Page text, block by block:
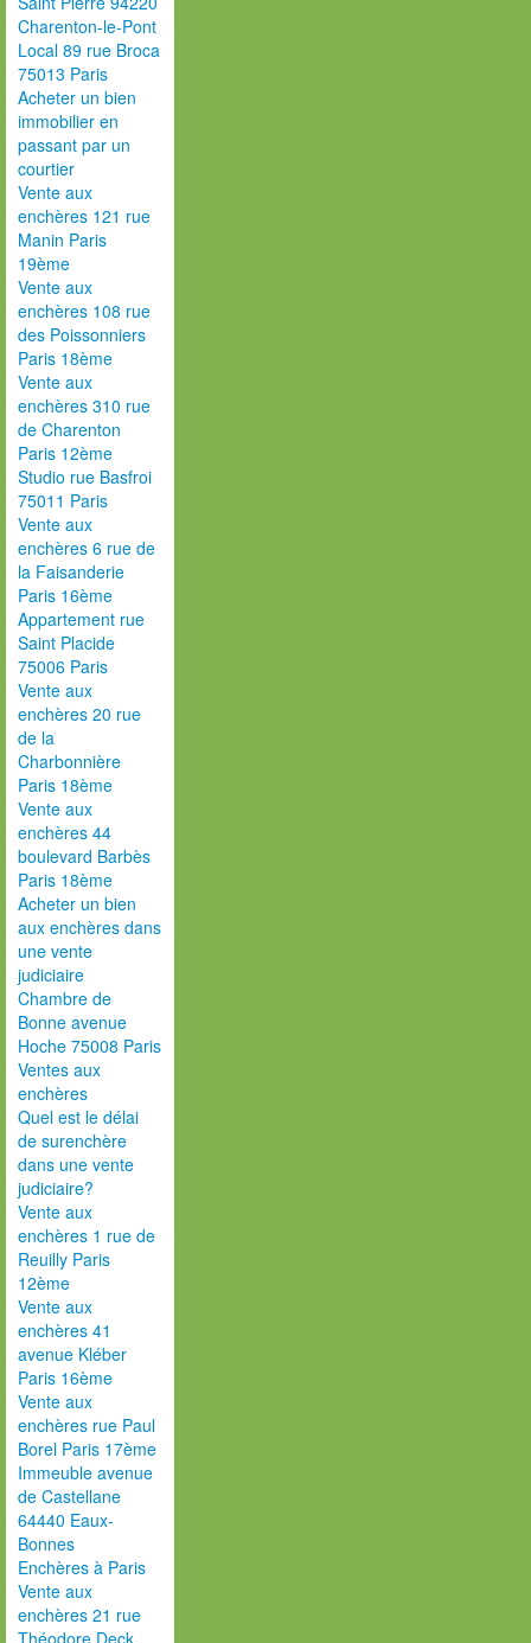
Charenton-le-Pont
Local 89 rue Broca
75013 Paris
Acheter un bien
immobilier en
passant par un
courtier
Vente aux
enchères 121 rue
Manin Paris
19ème
Vente aux
enchères 108 rue
des Poissonniers
Paris 18ème
Vente aux
enchères 310 rue
de Charenton
Paris 12ème
Studio rue Basfroi
75011 Paris
Vente aux
enchères 6 rue de
la Faisanderie
Paris 16ème
Appartement rue
Saint Placide
75006 Paris
Vente aux
enchères 20 rue
de la
Charbonnière
Paris 18ème
Vente aux
enchères 44
boulevard Barbès
Paris 18ème
Acheter un bien
aux enchères dans
une vente
judiciaire
Chambre de
Bonne avenue
Hoche 75008 Paris
Ventes aux
enchères
Quel est le délai
de surenchère
dans une vente
judiciaire?
Vente aux
enchères 1 rue de
Reuilly Paris
12ème
Vente aux
enchères 41
avenue Kléber
Paris 16ème
Vente aux
enchères rue Paul
Borel Paris 17ème
Immeuble avenue
de Castellane
64440 Eaux-
Bonnes
Enchères à Paris
Vente aux
enchères 21 rue
Théodore Deck